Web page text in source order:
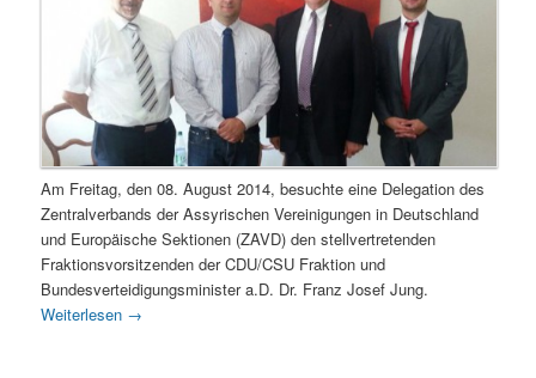
Am Freitag, den 08. August 2014, besuchte eine Delegation des
Zentralverbands der Assyrischen Vereinigungen in Deutschland
und Europäische Sektionen (ZAVD) den stellvertretenden
Fraktionsvorsitzenden der CDU/CSU Fraktion und
Bundesverteidigungsminister a.D. Dr. Franz Josef Jung.
Weiterlesen →